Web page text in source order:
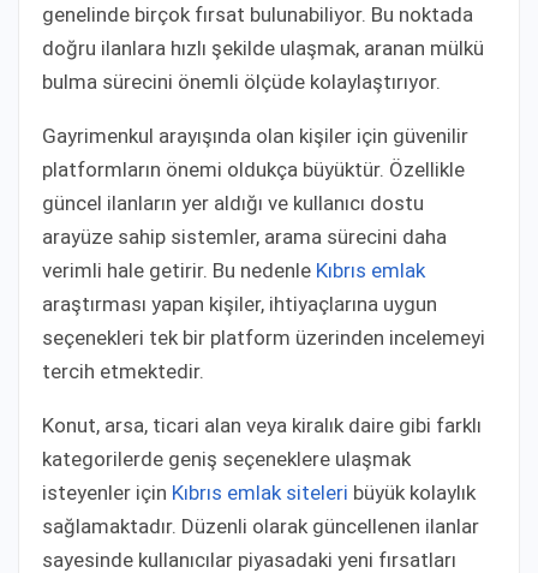
genelinde birçok fırsat bulunabiliyor. Bu noktada
doğru ilanlara hızlı şekilde ulaşmak, aranan mülkü
bulma sürecini önemli ölçüde kolaylaştırıyor.
Gayrimenkul arayışında olan kişiler için güvenilir
platformların önemi oldukça büyüktür. Özellikle
güncel ilanların yer aldığı ve kullanıcı dostu
arayüze sahip sistemler, arama sürecini daha
verimli hale getirir. Bu nedenle Kıbrıs emlak
araştırması yapan kişiler, ihtiyaçlarına uygun
seçenekleri tek bir platform üzerinden incelemeyi
tercih etmektedir.
Konut, arsa, ticari alan veya kiralık daire gibi farklı
kategorilerde geniş seçeneklere ulaşmak
isteyenler için Kıbrıs emlak siteleri büyük kolaylık
sağlamaktadır. Düzenli olarak güncellenen ilanlar
sayesinde kullanıcılar piyasadaki yeni fırsatları